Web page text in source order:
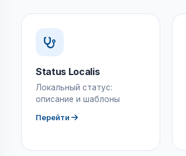
Status Localis
Локальный статус:
описание и шаблоны
Перейти